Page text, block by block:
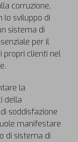
corruzione,
lo sviluppo di
sistema di
per il
propri clienti nel
la
della
soddisfazione
manifestare
di sistema di